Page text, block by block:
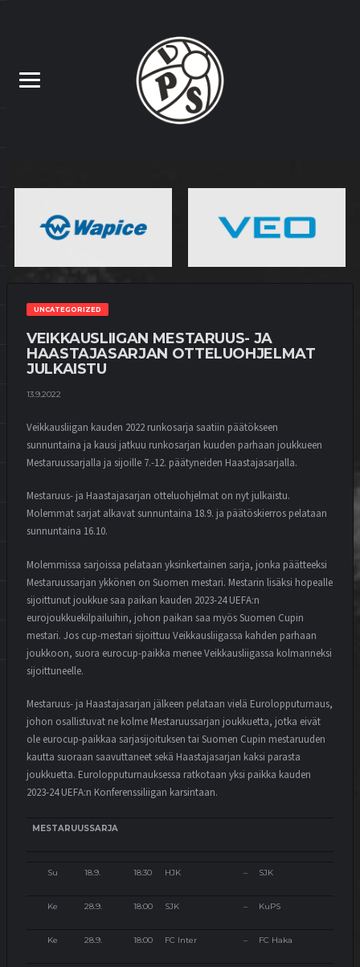
UNCATEGORIZED
VEIKKAUSLIIGAN MESTARUUS- JA
HAASTAJASARJAN OTTELUOHJELMAT
JULKAISTU
13.9.2022
Veikkausliigan kauden 2022 runkosarja saatiin päätökseen
sunnuntaina ja kausi jatkuu runkosarjan kuuden parhaan joukkueen
Mestaruussarjalla ja sijoille 7.-12. päätyneiden Haastajasarjalla.
Mestaruus- ja Haastajasarjan otteluohjelmat on nyt julkaistu.
Molemmat sarjat alkavat sunnuntaina 18.9. ja päätöskierros pelataan
sunnuntaina 16.10.
Molemmissa sarjoissa pelataan yksinkertainen sarja, jonka päätteeksi
Mestaruussarjan ykkönen on Suomen mestari. Mestarin lisäksi hopealle
sijoittunut joukkue saa paikan kauden 2023-24 UEFA:n
eurojoukkuekilpailuihin, johon paikan saa myös Suomen Cupin
mestari. Jos cup-mestari sijoittuu Veikkausliigassa kahden parhaan
joukkoon, suora eurocup-paikka menee Veikkausliigassa kolmanneksi
sijoittuneelle.
Mestaruus- ja Haastajasarjan jälkeen pelataan vielä Eurolopputurnaus,
johon osallistuvat ne kolme Mestaruussarjan joukkuetta, jotka eivät
ole eurocup-paikkaa sarjasijoituksen tai Suomen Cupin mestaruuden
kautta suoraan saavuttaneet sekä Haastajasarjan kaksi parasta
joukkuetta. Eurolopputurnauksessa ratkotaan yksi paikka kauden
2023-24 UEFA:n Konferenssiliigan karsintaan.
MESTARUUSSARJA
Su 18.9. 18:30 HJK – SJK
Ke 28.9. 18:00 SJK – KuPS
Ke 28.9. 18:00 FC Inter – FC Haka